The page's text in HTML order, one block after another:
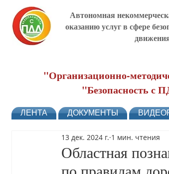
Автономная
оказанию услуг в сфере
"Организационно-
"Безопасность с
ЛЕНТА ДОКУМЕНТЫ
Областная
13 дек. 2024 г. 1 мин. чтения